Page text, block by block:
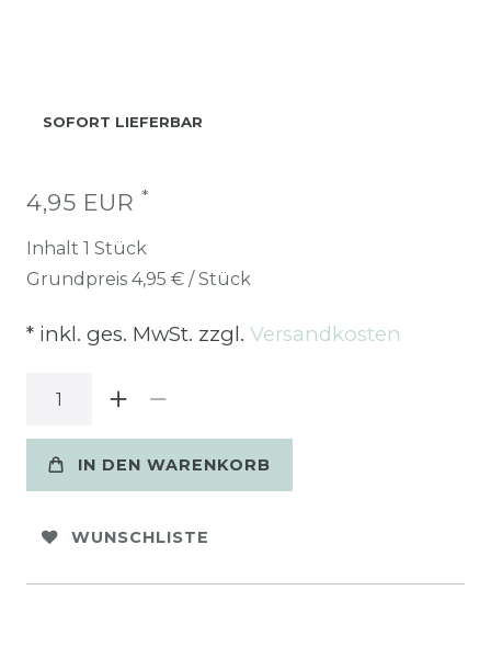
SOFORT LIEFERBAR
4,95 EUR *
Inhalt 1 Stück
Grundpreis 4,95 € / Stück
* inkl. ges. MwSt. zzgl. Versandkosten
IN DEN WARENKORB
WUNSCHLISTE